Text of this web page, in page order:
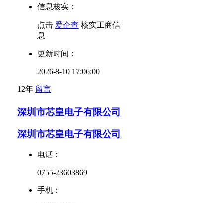
信息核实：
点击 爱企查 核实工商信
息
更新时间：
2026-8-10 17:06:00
12年 留言
深圳市芯皇电子有限公司
深圳市芯皇电子有限公司
电话：
0755-23603869
手机：